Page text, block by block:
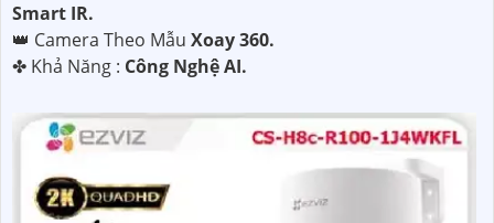
Smart IR.
👑 Camera Theo Mẫu Xoay 360.
️✤ Khả Năng : Công Nghệ AI.